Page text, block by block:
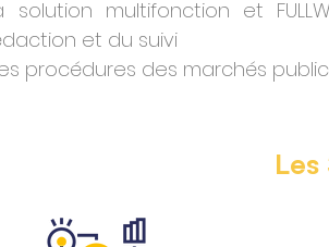
solution multifonction et
et du suivi
procédures des marchés
Les